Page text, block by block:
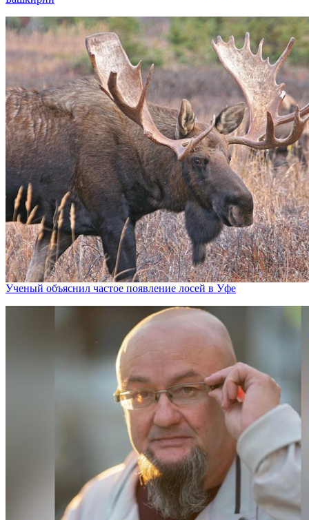
Ученый объяснил частое появление лосей в Уфе